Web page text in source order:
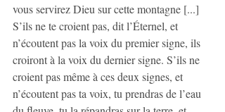
vous servirez Dieu sur cette montagne [...]
S’ils ne te croient pas, dit l’Éternel, et
n’écoutent pas la voix du premier signe, ils
croiront à la voix du dernier signe. S’ils ne
croient pas même à ces deux signes, et
n’écoutent pas ta voix, tu prendras de l’eau